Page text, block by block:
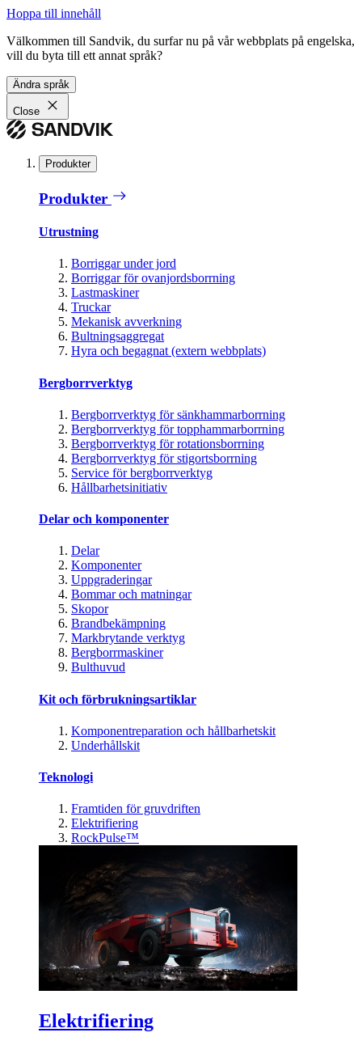
Hoppa till innehåll
Välkommen till Sandvik, du surfar nu på vår webbplats på engelska,
vill du byta till ett annat språk?
Ändra språk
Close
Produkter
Produkter
Utrustning
Borriggar under jord
Borriggar för ovanjordsborrning
Lastmaskiner
Truckar
Mekanisk avverkning
Bultningsaggregat
Hyra och begagnat (extern webbplats)
Bergborrverktyg
Bergborrverktyg för sänkhammarborrning
Bergborrverktyg för topphammarborrning
Bergborrverktyg för rotationsborrning
Bergborrverktyg för stigortsborrning
Service för bergborrverktyg
Hållbarhetsinitiativ
Delar och komponenter
Delar
Komponenter
Uppgraderingar
Bommar och matningar
Skopor
Brandbekämpning
Markbrytande verktyg
Bergborrmaskiner
Bulthuvud
Kit och förbrukningsartiklar
Komponentreparation och hållbarhetskit
Underhållskit
Teknologi
Framtiden för gruvdriften
Elektrifiering
RockPulse™
Elektrifiering